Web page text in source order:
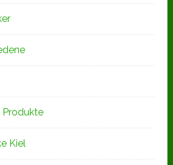
Produkte
Kiel